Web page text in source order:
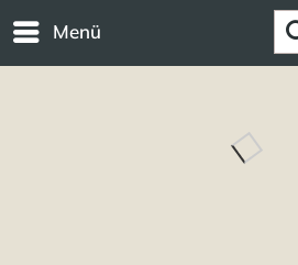
Menü